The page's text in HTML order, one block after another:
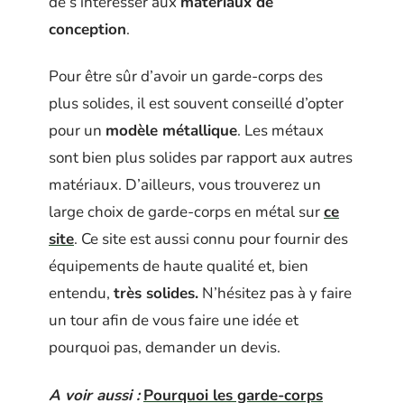
conception.
Pour être sûr d’avoir un garde-corps des
plus solides, il est souvent conseillé d’opter
pour un modèle métallique. Les métaux
sont bien plus solides par rapport aux autres
matériaux. D’ailleurs, vous trouverez un
large choix de garde-corps en métal surce
site. Ce site est aussi connu pour fournir des
équipements de haute qualité et, bien
entendu, très solides. N’hésitez pas à y faire
un tour afin de vous faire une idée et
pourquoi pas, demander un devis.
A voir aussi : Pourquoi les garde-corps